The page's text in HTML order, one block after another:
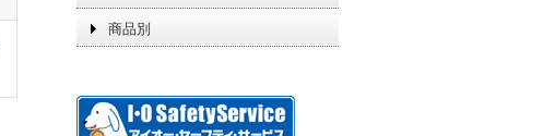
商品別